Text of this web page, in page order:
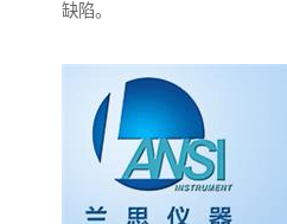
缺陷。